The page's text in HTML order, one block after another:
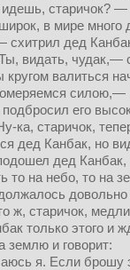
старичок? —
в мире много
схитрил дед
видать, чудак,—
кругом валиться
силою,—
его
ка, старичок,
дед Канбак, но
дед
то на небо, то на
довольно
ж, старичок,
только этого и
землю и говорит:
я. Если брошу